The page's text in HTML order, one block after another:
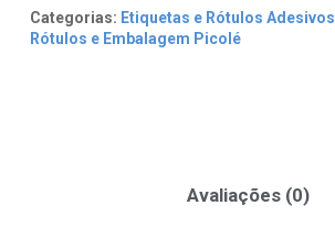
Categorias: Etiquetas e Rótulos Adesivos
Rótulos e Embalagem Picolé
Avaliações (0)